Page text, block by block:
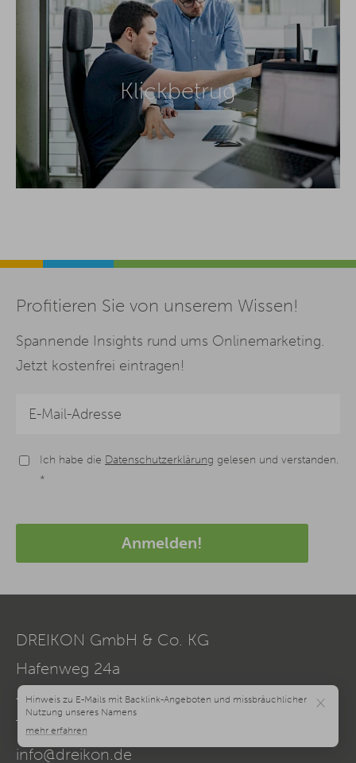
Klickbetrug
Profitieren Sie von unserem Wissen!
Spannende Insights rund ums Onlinemarketing.
Jetzt kostenfrei eintragen!
Ich habe die Datenschutzerklärung gelesen und verstanden.
*
Anmelden!
DREIKON GmbH & Co. KG
Hafenweg 24a
48155 Münster
Telefon:0251 - 39468960
info@dreikon.de
×